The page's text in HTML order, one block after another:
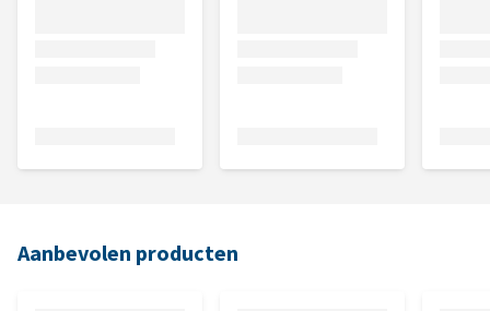
Aanbevolen producten